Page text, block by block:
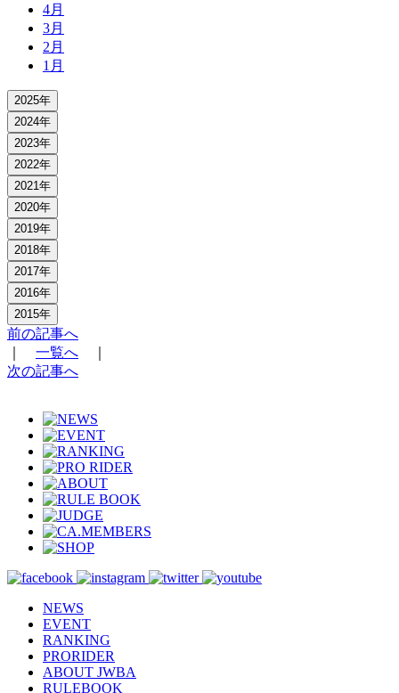
4月
3月
2月
1月
2025年
2024年
2023年
2022年
2021年
2020年
2019年
2018年
2017年
2016年
2015年
前の記事へ
一覧へ
次の記事へ
NEWS
EVENT
RANKING
PRORIDER
ABOUT JWBA
RULEBOOK